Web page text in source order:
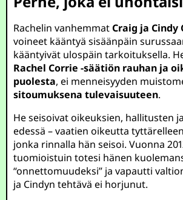
Rachelin vanhemmatCraig ja Cindy
voineet kääntyä sisäänpäin
kääntyivät ulospäin tarkoituksella.
Rachel Corrie -säätiön rauhan ja
puolesta, ei menneisyyden
sitoumuksena tulevaisuuteen.
He seisoivat oikeuksien, hallitusten
edessä – vaatien oikeutta
jonka rinnalla hän seisoi. Vuonna
tuomioistuin totesi hänen
“onnettomuudeksi” ja vapautti
ja Cindyn tehtävä ei horjunut.